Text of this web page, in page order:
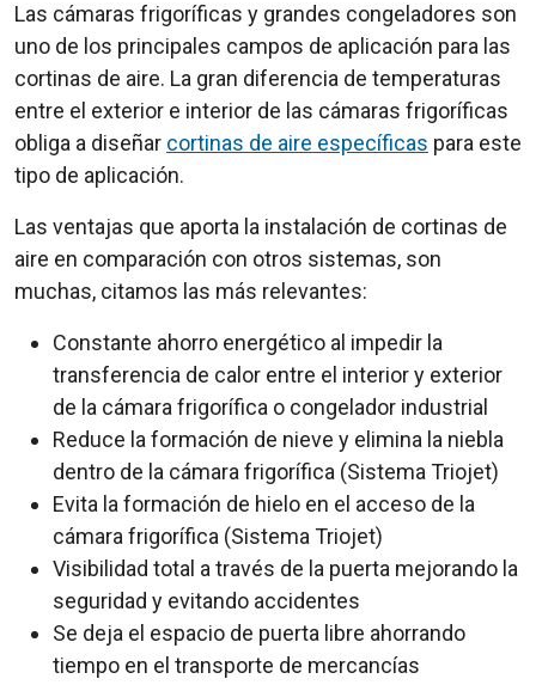
Las cámaras frigoríficas y grandes congeladores son
uno de los principales campos de aplicación para las
cortinas de aire. La gran diferencia de temperaturas
entre el exterior e interior de las cámaras frigoríficas
obliga a diseñar cortinas de aire específicas para este
tipo de aplicación.
Las ventajas que aporta la instalación de cortinas de
aire en comparación con otros sistemas, son
muchas, citamos las más relevantes:
Constante ahorro energético al impedir la
transferencia de calor entre el interior y exterior
de la cámara frigorífica o congelador industrial
Reduce la formación de nieve y elimina la niebla
dentro de la cámara frigorífica (Sistema Triojet)
Evita la formación de hielo en el acceso de la
cámara frigorífica (Sistema Triojet)
Visibilidad total a través de la puerta mejorando la
seguridad y evitando accidentes
Se deja el espacio de puerta libre ahorrando
tiempo en el transporte de mercancías